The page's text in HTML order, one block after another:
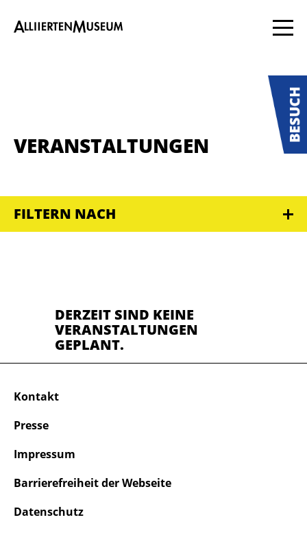
VERANSTALTUNGEN
FILTERN NACH
DERZEIT SIND KEINE
VERANSTALTUNGEN
GEPLANT.
Kontakt
Presse
Impressum
Barrierefreiheit der Webseite
Datenschutz